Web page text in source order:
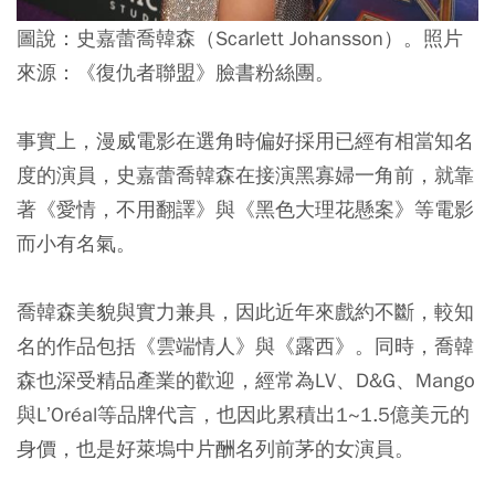
圖說：史嘉蕾喬韓森（Scarlett Johansson）。照片
來源：《復仇者聯盟》臉書粉絲團。
事實上，漫威電影在選角時偏好採用已經有相當知名
度的演員，史嘉蕾喬韓森在接演黑寡婦一角前，就靠
著《愛情，不用翻譯》與《黑色大理花懸案》等電影
而小有名氣。
喬韓森美貌與實力兼具，因此近年來戲約不斷，較知
名的作品包括《雲端情人》與《露西》。同時，喬韓
森也深受精品產業的歡迎，經常為LV、D&G、Mango
與L’Oréal等品牌代言，也因此累積出1~1.5億美元的
身價，也是好萊塢中片酬名列前茅的女演員。